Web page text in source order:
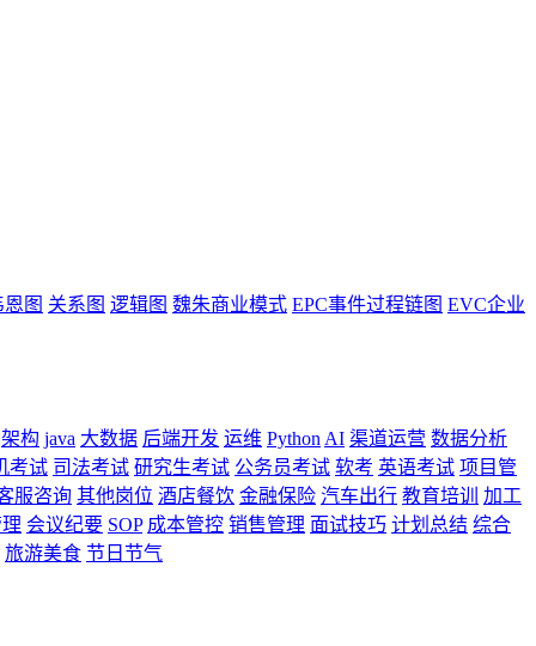
恩图 关系图 逻辑图 魏朱商业模式 EPC事件过程链图 EVC企业
架构 java 大数据 后端开发 运维 Python AI 渠道运营 数据分析
考试 司法考试 研究生考试 公务员考试 软考 英语考试 项目管
服咨询 其他岗位 酒店餐饮 金融保险 汽车出行 教育培训
加工
会议纪要 SOP 成本管控 销售管理 面试技巧 计划总结 综合
旅游美食 节日节气